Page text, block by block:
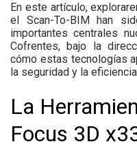
En este artículo,
el Scan-To-BIM han
importantes centrales
Cofrentes, bajo la
cómo estas tecnologías
la seguridad y la
La
Focus 3D